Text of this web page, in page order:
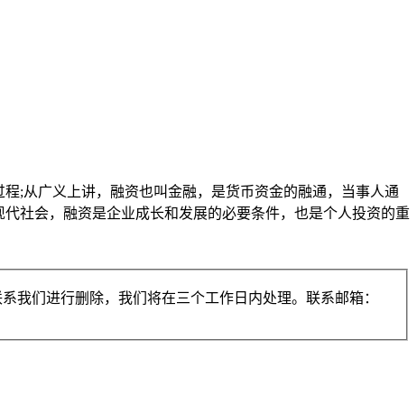
;从广义上讲，融资也叫金融，是货币资金的融通，当事人通
社会，融资是企业成长和发展的必要条件，也是个人投资的重
我们进行删除，我们将在三个工作日内处理。联系邮箱：